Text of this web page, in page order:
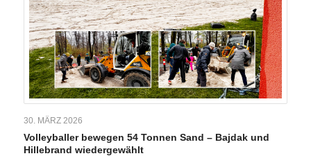
30. MÄRZ 2026
Volleyballer bewegen 54 Tonnen Sand – Bajdak und
Hillebrand wiedergewählt